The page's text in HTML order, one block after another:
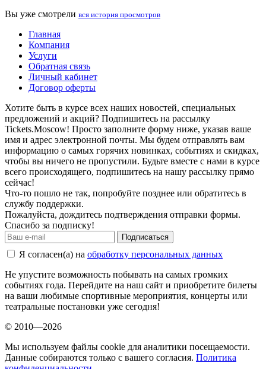
Вы уже смотрели вся история просмотров
Главная
Компания
Услуги
Обратная связь
Личный кабинет
Договор оферты
Хотите быть в курсе всех наших новостей, специальных
предложений и акций? Подпишитесь на рассылку
Tickets.Moscow! Просто заполните форму ниже, указав ваше
имя и адрес электронной почты. Мы будем отправлять вам
информацию о самых горячих новинках, событиях и скидках,
чтобы вы ничего не пропустили. Будьте вместе с нами в курсе
всего происходящего, подпишитесь на нашу рассылку прямо
сейчас!
Что-то пошло не так, попробуйте позднее или обратитесь в
службу поддержки.
Пожалуйста, дождитесь подтверждения отправки формы.
Спасибо за подписку!
Подписаться
Я согласен(а) на обработку персональных данных
Не упустите возможность побывать на самых громких
событиях года. Перейдите на наш сайт и приобретите билеты
на ваши любимые спортивные мероприятия, концерты или
театральные постановки уже сегодня!
© 2010—2026
Мы используем файлы cookie для аналитики посещаемости.
Данные собираются только с вашего согласия. Политика